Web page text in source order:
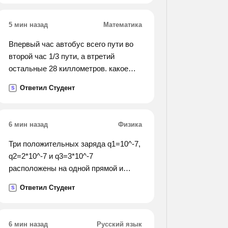
5 мин назад Математика
Впервый час автобус всего пути во
второй час 1/3 пути, а втретий
остальные 28 киллометров. какое
S Ответил Студент
6 мин назад Физика
Три положительных заряда q1=10^-7,
q2=2*10^-7 и q3=3*10^-7
расположены на одной прямой и
длиной l=10см каждая. определить
S Ответил Студент
6 мин назад Русский язык